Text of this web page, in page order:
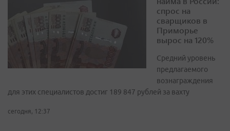
спрос на
сварщиков в
Приморье
вырос на 120%
Средний уровень
предлагаемого
вознаграждения
для этих специалистов достиг 189 847 рублей за вахту
сегодня, 12:37